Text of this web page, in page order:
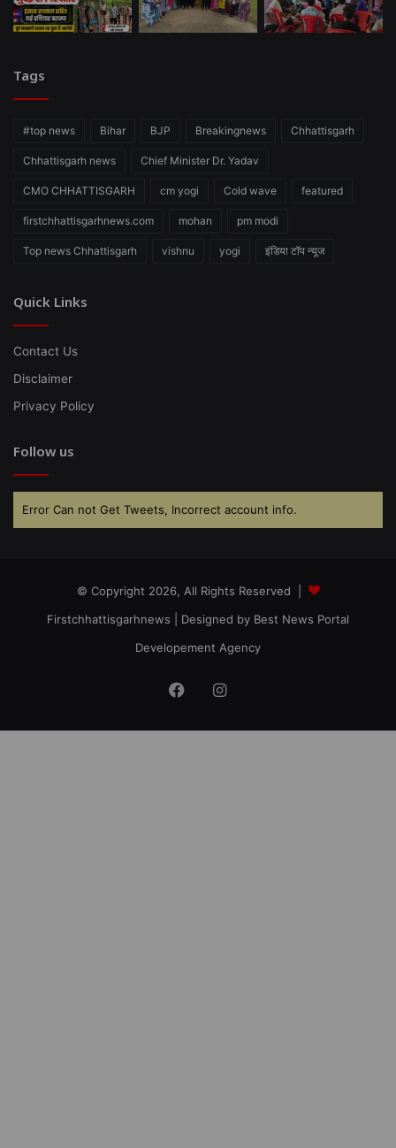
Tags
#top news Bihar BJP Breakingnews Chhattisgarh
Chhattisgarh news Chief Minister Dr. Yadav
CMO CHHATTISGARH cm yogi Cold wave featured
firstchhattisgarhnews.com mohan pm modi
Top news Chhattisgarh vishnu yogi इंडिया टॉप न्यूज
Quick Links
Contact Us
Disclaimer
Privacy Policy
Follow us
Error Can not Get Tweets, Incorrect account info.
© Copyright 2026, All Rights Reserved |
Firstchhattisgarhnews | Designed by Best News Portal
Developement Agency
FacebookInstagram